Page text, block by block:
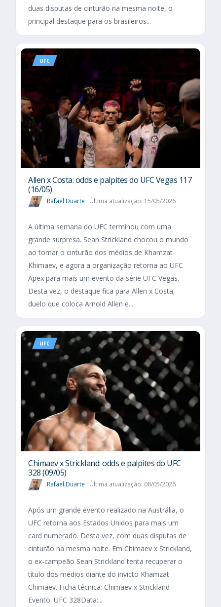
duas disputas de cinturão na mesma noite, o
principal destaque para os brasileiros...
UFC
Allen x Costa: odds e palpites do UFC Vegas 117
(16/05)
Rafael Duarte Última atualização: 15/05/2026
A última semana do UFC terminou com uma
grande surpresa. Sean Strickland chocou o mundo
ao tomar o cinturão dos médios de Khamzat
Khimaev, e agora a organização retorna ao UFC
Apex para mais um evento da série UFC Vegas.
Desta vez, o destaque fica para Allen x Costa,
duelo que coloca Arnold Allen e...
UFC
Chimaev x Strickland: odds e palpites do UFC
328 (09/05)
Rafael Duarte Última atualização: 08/05/2026
Após um grande evento realizado na Austrália, o
UFC retorna aos Estados Unidos para mais um
card numerado. Desta vez, com duas disputas de
cinturão na mesma noite. Em Chimaev x Strickland,
o ex-campeão Sean Strickland tenta recuperar o
título dos médios diante do invicto Khamzat
Chimaev. Ficha técnica: Chimaev x Strickland
Evento: UFC 328Data:...